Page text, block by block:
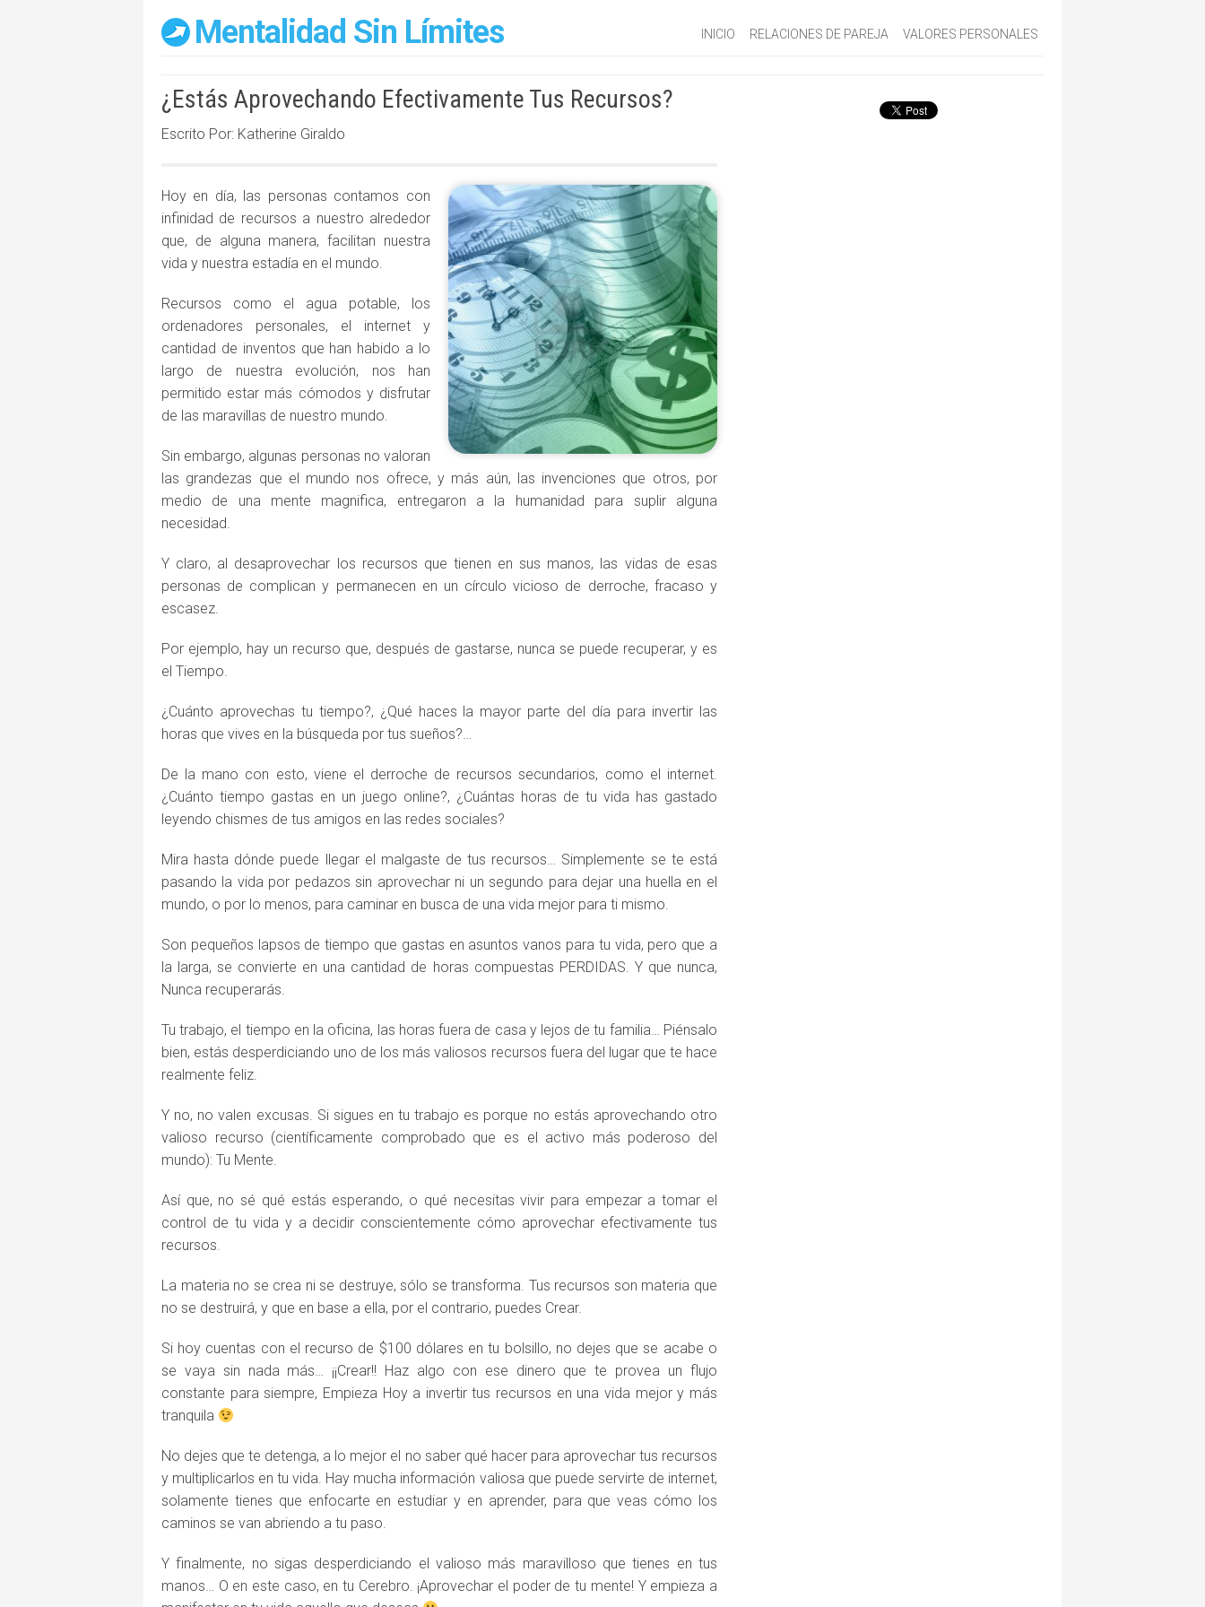
Mentalidad Sin Límites INICIO RELACIONES DE PAREJA VALORES PERSONALES
¿Estás Aprovechando Efectivamente Tus Recursos?
Escrito Por: Katherine Giraldo
Hoy en día, las personas contamos con
infinidad de recursos a nuestro alrededor
que, de alguna manera, facilitan nuestra
vida y nuestra estadía en el mundo.
Recursos como el agua potable, los
ordenadores personales, el internet y
cantidad de inventos que han habido a lo
largo de nuestra evolución, nos han
permitido estar más cómodos y disfrutar
de las maravillas de nuestro mundo.
Sin embargo, algunas personas no valoran
las grandezas que el mundo nos ofrece, y más aún, las invenciones que otros, por
medio de una mente magnifica, entregaron a la humanidad para suplir alguna
necesidad.
Y claro, al desaprovechar los recursos que tienen en sus manos, las vidas de esas
personas de complican y permanecen en un círculo vicioso de derroche, fracaso y
escasez.
Por ejemplo, hay un recurso que, después de gastarse, nunca se puede recuperar, y es
el Tiempo.
¿Cuánto aprovechas tu tiempo?, ¿Qué haces la mayor parte del día para invertir las
horas que vives en la búsqueda por tus sueños?…
De la mano con esto, viene el derroche de recursos secundarios, como el internet.
¿Cuánto tiempo gastas en un juego online?, ¿Cuántas horas de tu vida has gastado
leyendo chismes de tus amigos en las redes sociales?
Mira hasta dónde puede llegar el malgaste de tus recursos… Simplemente se te está
pasando la vida por pedazos sin aprovechar ni un segundo para dejar una huella en el
mundo, o por lo menos, para caminar en busca de una vida mejor para ti mismo.
Son pequeños lapsos de tiempo que gastas en asuntos vanos para tu vida, pero que a
la larga, se convierte en una cantidad de horas compuestas PERDIDAS. Y que nunca,
Nunca recuperarás.
Tu trabajo, el tiempo en la oficina, las horas fuera de casa y lejos de tu familia… Piénsalo
bien, estás desperdiciando uno de los más valiosos recursos fuera del lugar que te hace
realmente feliz.
Y no, no valen excusas. Si sigues en tu trabajo es porque no estás aprovechando otro
valioso recurso (científicamente comprobado que es el activo más poderoso del
mundo): Tu Mente.
Así que, no sé qué estás esperando, o qué necesitas vivir para empezar a tomar el
control de tu vida y a decidir conscientemente cómo aprovechar efectivamente tus
recursos.
La materia no se crea ni se destruye, sólo se transforma. Tus recursos son materia que
no se destruirá, y que en base a ella, por el contrario, puedes Crear.
Si hoy cuentas con el recurso de $100 dólares en tu bolsillo, no dejes que se acabe o
se vaya sin nada más… ¡¡Crear!! Haz algo con ese dinero que te provea un flujo
constante para siempre, Empieza Hoy a invertir tus recursos en una vida mejor y más
tranquila
No dejes que te detenga, a lo mejor el no saber qué hacer para aprovechar tus recursos
y multiplicarlos en tu vida. Hay mucha información valiosa que puede servirte de internet,
solamente tienes que enfocarte en estudiar y en aprender, para que veas cómo los
caminos se van abriendo a tu paso.
Y finalmente, no sigas desperdiciando el valioso más maravilloso que tienes en tus
manos… O en este caso, en tu Cerebro. ¡Aprovechar el poder de tu mente! Y empieza a